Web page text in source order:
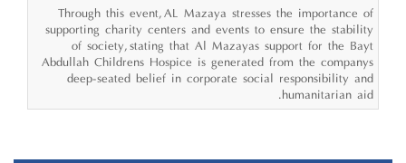
Through this event, AL Mazaya stresses the importance of
supporting charity centers and events to ensure the stability
of society, stating that Al Mazaya’s support for the Bayt
Abdullah Children’s Hospice is generated from the company’s
deep-seated belief in corporate social responsibility and
humanitarian aid.